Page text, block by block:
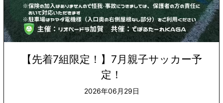
【先着7組限定！】7月親子サッカー予
定！
2026年06月29日